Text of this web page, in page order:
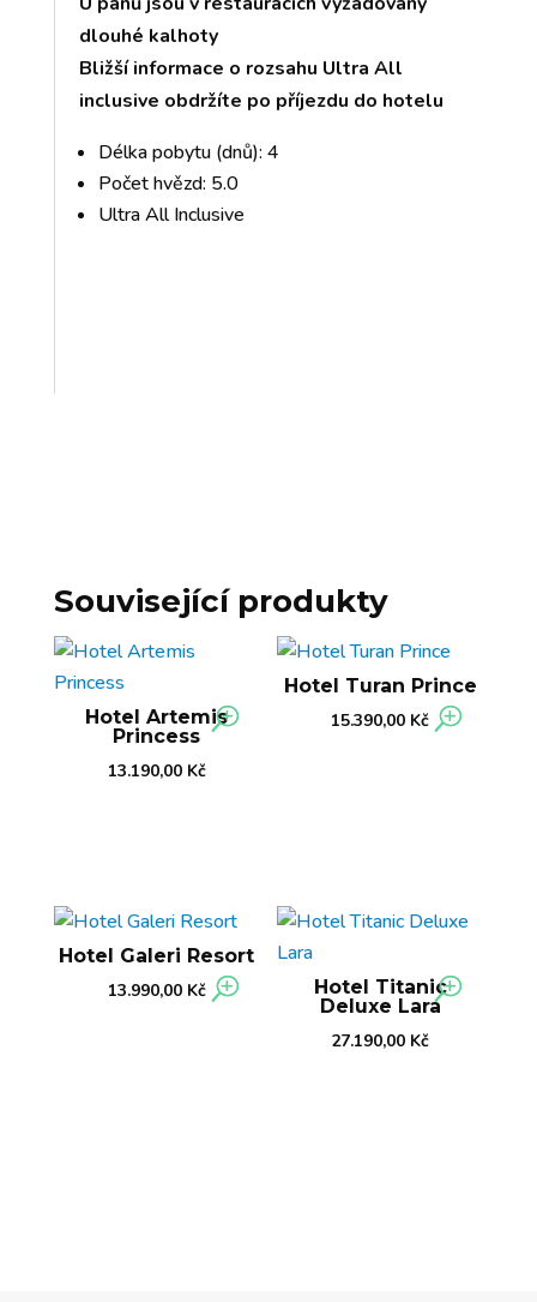
dlouhé kalhoty
Bližší informace o rozsahu Ultra All
inclusive obdržíte po příjezdu do hotelu
Délka pobytu (dnů): 4
Počet hvězd: 5.0
Ultra All Inclusive
Související produkty
Hotel Artemis
Princess
13.190,00 Kč
Hotel Turan Prince
15.390,00 Kč
Hotel Galeri Resort
13.990,00 Kč
Hotel Titanic
Deluxe Lara
27.190,00 Kč